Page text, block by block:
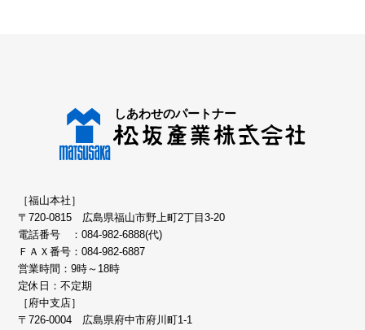
［福山本社］
〒720-0815 広島県福山市野上町2丁目3-20
電話番号 ：084-982-6888(代)
ＦＡＸ番号：084-982-6887
営業時間：9時～18時
定休日：不定期
［府中支店］
〒726-0004 広島県府中市府川町1-1